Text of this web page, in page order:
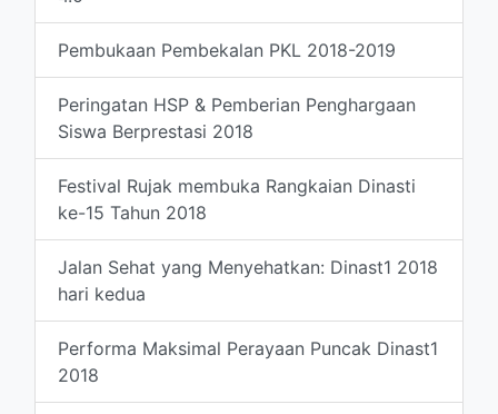
Pembukaan Pembekalan PKL 2018-2019
Peringatan HSP & Pemberian Penghargaan
Siswa Berprestasi 2018
Festival Rujak membuka Rangkaian Dinasti
ke-15 Tahun 2018
Jalan Sehat yang Menyehatkan: Dinast1 2018
hari kedua
Performa Maksimal Perayaan Puncak Dinast1
2018